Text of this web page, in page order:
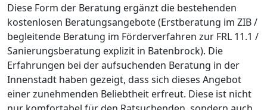
Diese Form der Beratung ergänzt die bestehenden
kostenlosen Beratungsangebote (Erstberatung im ZIB /
begleitende Beratung im Förderverfahren zur FRL 11.1 /
Sanierungsberatung explizit in Batenbrock). Die
Erfahrungen bei der aufsuchenden Beratung in der
Innenstadt haben gezeigt, dass sich dieses Angebot
einer zunehmenden Beliebtheit erfreut. Diese ist nicht